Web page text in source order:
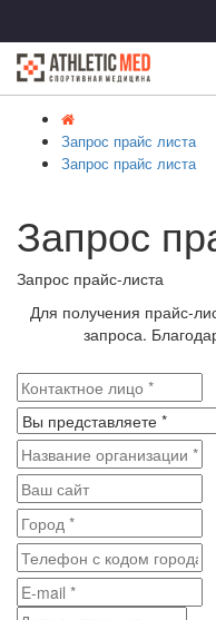
Запрос прайс листа
Запрос прайс листа
Запрос
Запрос прайс-листа
Для получения прайс-
запроса.